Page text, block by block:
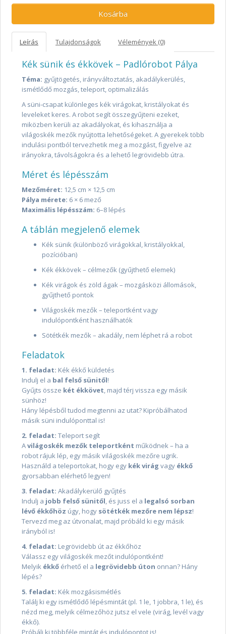
Kosárba
Leírás Tulajdonságok Vélemények (0)
Kék sünik és ékkövek – Padlórobot Pálya
Téma: gyűjtögetés, irányváltoztatás, akadálykerülés,
ismétlődő mozgás, teleport, optimalizálás
A süni-csapat különleges kék virágokat, kristályokat és
leveleket keres. A robot segít összegyűjteni ezeket,
miközben kerüli az akadályokat, és kihasználja a
világoskék mezők nyújtotta lehetőségeket. A gyerekek több
indulási pontból tervezhetik meg a mozgást, figyelve az
irányokra, távolságokra és a lehető legrövidebb útra.
Méret és lépésszám
Mezőméret: 12,5 cm × 12,5 cm
Pálya mérete: 6 × 6 mező
Maximális lépésszám: 6–8 lépés
A táblán megjelenő elemek
Kék sünik (különböző virágokkal, kristályokkal,
pozícióban)
Kék ékkövek – célmezők (gyűjthető elemek)
Kék virágok és zöld ágak – mozgásközi állomások,
gyűjthető pontok
Világoskék mezők – teleportként vagy
indulópontként használhatók
Sötétkék mezők – akadály, nem léphet rá a robot
Feladatok
1. feladat: Kék ékkő küldetés
Indulj el a bal felső sünitől!
Gyűjts össze két ékkövet, majd térj vissza egy másik
sünhöz!
Hány lépésből tudod megtenni az utat? Kipróbálhatod
másik süni indulóponttal is!
2. feladat: Teleport segít
Avilágoskék mezők teleportként működnek – ha a
robot rájuk lép, egy másik világoskék mezőre ugrik.
Használd a teleportokat, hogy egy kék virág vagy ékkő
gyorsabban elérhető legyen!
3. feladat: Akadálykerülő gyűjtés
Indulj a jobb felső sünitől, és juss el a legalsó sorban
lévő ékkőhöz úgy, hogy sötétkék mezőre nem lépsz!
Tervezd meg az útvonalat, majd próbáld ki egy másik
irányból is!
4. feladat: Legrövidebb út az ékkőhöz
Válassz egy világoskék mezőt indulópontként!
Melyik ékkő érhető el a legrövidebb úton onnan? Hány
lépés?
5. feladat: Kék mozgásismétlés
Találj ki egy ismétlődő lépésmintát (pl. 1 le, 1 jobbra, 1 le), és
nézd meg, melyik célmezőhöz jutsz el vele (virág, levél vagy
ékkő).
Próbálj ki többféle mintát és indulópontot is!